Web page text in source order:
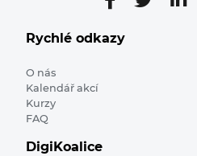
Rychlé odkazy
O nás
Kalendář akcí
Kurzy
FAQ
DigiKoalice